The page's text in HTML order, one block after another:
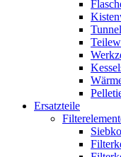
Ersatzteile